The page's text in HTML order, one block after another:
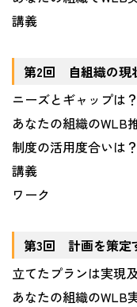
講義
第2回 自組織の現
ニーズとギャップは？
あなたの組織のWLB
制度の活用度合いは
講義
ワーク
第3回 計画を策定
立てたプランは実現
あなたの組織のWLB